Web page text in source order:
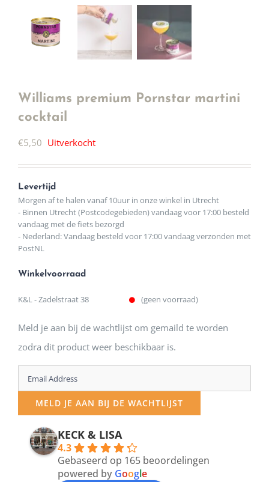
Williams premium Pornstar martini
cocktail
€5,50 Uitverkocht
Levertijd
Morgen af te halen vanaf 10uur in onze winkel in Utrecht
- Binnen Utrecht (Postcodegebieden) vandaag voor 17:00 besteld
vandaag met de fiets bezorgd
- Nederland: Vandaag besteld voor 17:00 vandaag verzonden met
PostNL
Winkelvoorraad
K&L - Zadelstraat 38 (geen voorraad)
Meld je aan bij de wachtlijst om gemaild te worden
zodra dit product weer beschikbaar is.
Enter
your
email
address
MELD JE AAN BIJ DE WACHTLIJST
KECK & LISA
4.3
Gebaseerd op 165 beoordelingen
powered by Google